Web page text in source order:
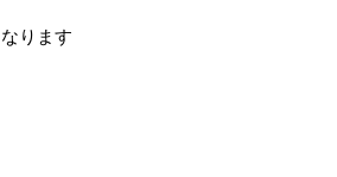
ります